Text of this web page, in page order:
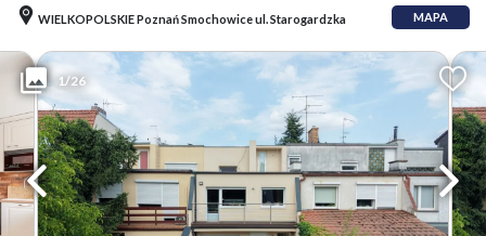
WIELKOPOLSKIE Poznań Smochowice ul. Starogardzka MAPA
1/26